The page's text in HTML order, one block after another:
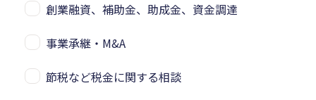
創業融資、補助金、助成金、資金調達
事業承継・M&A
節税など税金に関する相談